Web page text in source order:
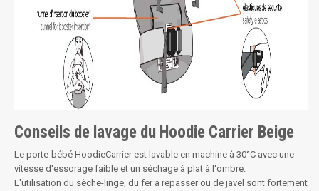
Conseils de lavage du Hoodie Carrier Beige
Le porte-bébé HoodieCarrierest lavable en machine à 30°C avec une
vitesse d'essorage faible et un séchage à plat à l'ombre.
L'utilisation du sèche-linge, du fer a repasser ou de javel sont fortement